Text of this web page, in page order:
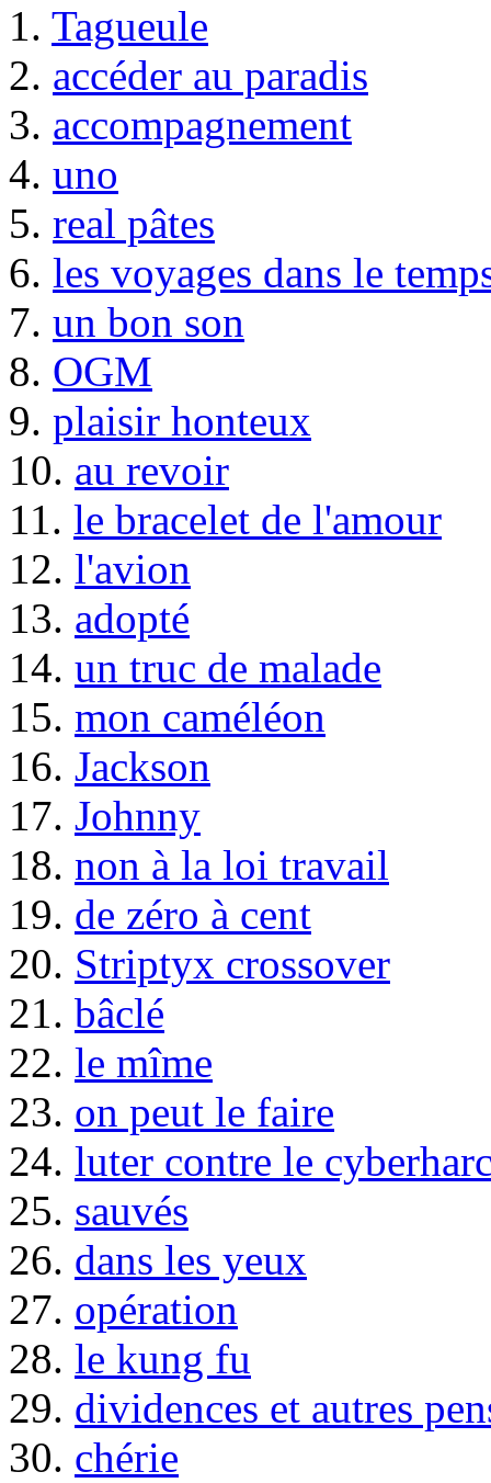
1. Tagueule
2. accéder au paradis
3. accompagnement
4. uno
5. real pâtes
6. les voyages dans le
7. un bon son
8. OGM
9. plaisir honteux
10. au revoir
11. le bracelet de l'amour
12. l'avion
13. adopté
14. un truc de malade
15. mon caméléon
16. Jackson
17. Johnny
18. non à la loi travail
19. de zéro à cent
20. Striptyx crossover
21. bâclé
22. le mîme
23. on peut le faire
24. luter contre le
25. sauvés
26. dans les yeux
27. opération
28. le kung fu
29. dividences et autres
30. chérie